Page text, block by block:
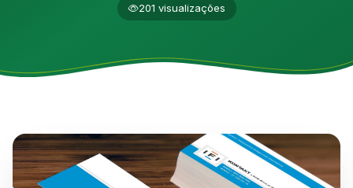
201 visualizações